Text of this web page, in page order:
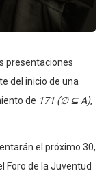
presentaciones
del inicio de una
de 171 (∅ ⊆ A),
el próximo 30,
Foro de la Juventud